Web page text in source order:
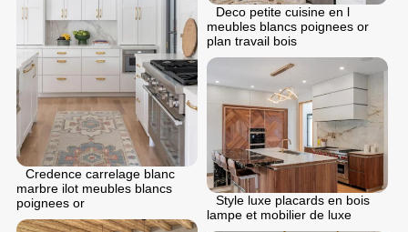
Deco petite cuisine en l
meubles blancs poignees or
plan travail bois
Credence carrelage blanc
marbre ilot meubles blancs
poignees or
Style luxe placards en bois
lampe et mobilier de luxe